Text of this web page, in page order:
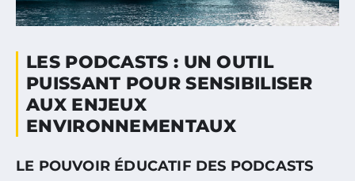
LES PODCASTS : UN OUTIL
PUISSANT POUR SENSIBILISER
AUX ENJEUX
ENVIRONNEMENTAUX
LE POUVOIR ÉDUCATIF DES PODCASTS